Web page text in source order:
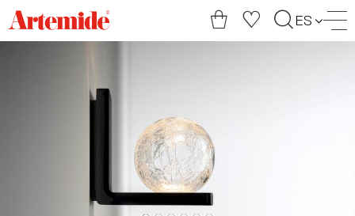
Artemide
home
ES